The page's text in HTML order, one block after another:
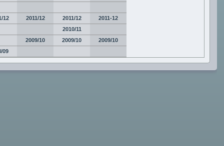
12
2011/12 2011/12
2011-12
2010/11
2009/10 2009/10
2009/10
09